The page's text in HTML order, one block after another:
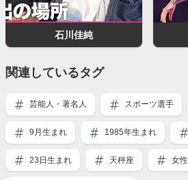
石川佳純
関連しているタグ
芸能人・著名人 スポーツ選手
9月生まれ 1985年生まれ
23日生まれ 天秤座 女性